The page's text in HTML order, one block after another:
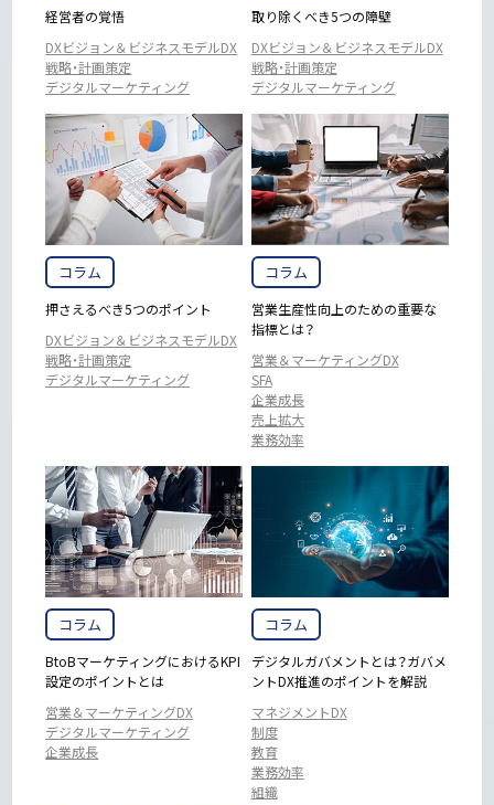
経営者の覚悟
DXビジョン＆ビジネスモデルDX
戦略・計画策定
デジタルマーケティング
取り除くべき5つの障壁
DXビジョン＆ビジネスモデルDX
戦略・計画策定
デジタルマーケティング
コラム
押さえるべき5つのポイント
DXビジョン＆ビジネスモデルDX
戦略・計画策定
デジタルマーケティング
コラム
営業生産性向上のための重要な
指標とは？
営業＆マーケティングDX
SFA
企業成長
売上拡大
業務効率
コラム
BtoBマーケティングにおけるKPI
設定のポイントとは
営業＆マーケティングDX
デジタルマーケティング
企業成長
コラム
デジタルガバメントとは？ガバメ
ントDX推進のポイントを解説
マネジメントDX
制度
教育
業務効率
組織